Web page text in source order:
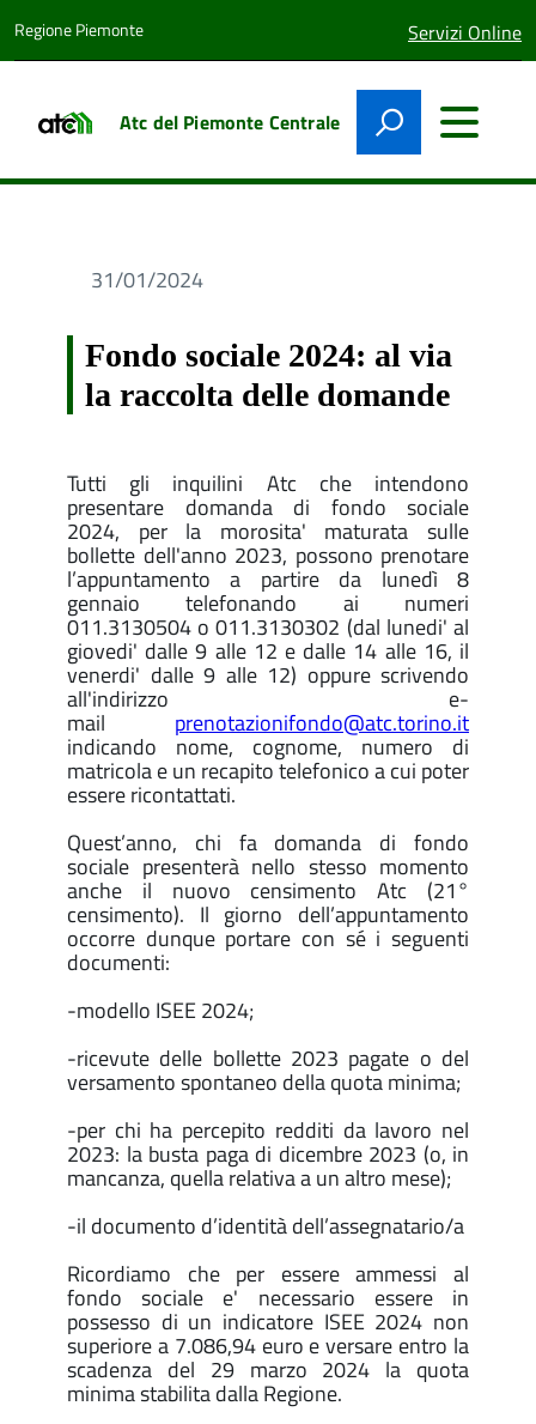
Regione Piemonte lingua
attiva:
Servizi Online
Atc del Piemonte Centrale
31/01/2024
Fondo sociale 2024: al via
la raccolta delle domande
Tutti gli inquilini Atc che intendono
presentare domanda di fondo sociale
2024, per la morosita' maturata sulle
bollette dell'anno 2023, possono prenotare
l’appuntamento a partire da lunedì 8
gennaio telefonando ai numeri
011.3130504 o 011.3130302 (dal lunedi' al
giovedi' dalle 9 alle 12 e dalle 14 alle 16, il
venerdi' dalle 9 alle 12) oppure scrivendo
all'indirizzo e-
mail prenotazionifondo@atc.torino.it
indicando nome, cognome, numero di
matricola e un recapito telefonico a cui poter
essere ricontattati.
Quest’anno, chi fa domanda di fondo
sociale presenterà nello stesso momento
anche il nuovo censimento Atc (21°
censimento). Il giorno dell’appuntamento
occorre dunque portare con sé i seguenti
documenti:
-modello ISEE 2024;
-ricevute delle bollette 2023 pagate o del
versamento spontaneo della quota minima;
-per chi ha percepito redditi da lavoro nel
2023: la busta paga di dicembre 2023 (o, in
mancanza, quella relativa a un altro mese);
-il documento d’identità dell’assegnatario/a
Ricordiamo che per essere ammessi al
fondo sociale e' necessario essere in
possesso di un indicatore ISEE 2024 non
superiore a 7.086,94 euro e versare entro la
scadenza del 29 marzo 2024 la quota
minima stabilita dalla Regione.